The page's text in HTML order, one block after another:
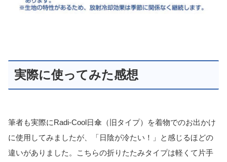
実際に使ってみた感想
筆者も実際にRadi-Cool日傘（旧タイプ）を着物でのお出かけ
に使用してみましたが、「日陰が冷たい！」と感じるほどの
違いがありました。こちらの折りたたみタイプは軽くて片手